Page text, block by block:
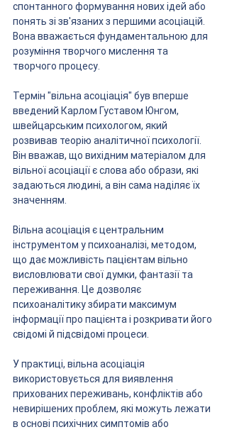
спонтанного формування нових ідей або
понять зі зв'язаних з першими асоціацій.
Вона вважається фундаментальною для
розуміння творчого мислення та
творчого процесу.
Термін "вільна асоціація" був вперше
введений Карлом Густавом Юнгом,
швейцарським психологом, який
розвивав теорію аналітичної психології.
Він вважав, що вихідним матеріалом для
вільної асоціації є слова або образи, які
задаються людині, а він сама наділяє їх
значенням.
Вільна асоціація є центральним
інструментом у психоаналізі, методом,
що дає можливість пацієнтам вільно
висловлювати свої думки, фантазії та
переживання. Це дозволяє
психоаналітику збирати максимум
інформації про пацієнта і розкривати його
свідомі й підсвідомі процеси.
У практиці, вільна асоціація
використовується для виявлення
прихованих переживань, конфліктів або
невирішених проблем, які можуть лежати
в основі психічних симптомів або